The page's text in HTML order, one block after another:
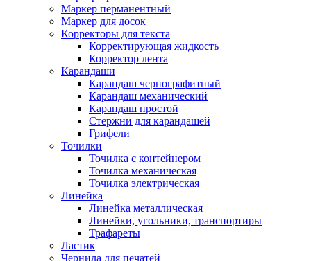
Маркер перманентный
Маркер для досок
Корректоры для текста
Корректирующая жидкость
Корректор лента
Карандаши
Карандаш чернографитный
Карандаш механический
Карандаш простой
Стержни для карандашей
Грифели
Точилки
Точилка с контейнером
Точилка механическая
Точилка электрическая
Линейка
Линейка металлическая
Линейки, угольники, транспортиры
Трафареты
Ластик
Чернила для печатей